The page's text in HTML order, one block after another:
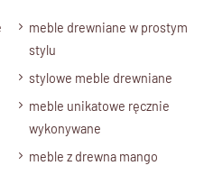
brąz, naturalny.
meble drewniane w prostym
stylu
stylowe meble drewniane
meble unikatowe ręcznie
wykonywane
meble z drewna mango